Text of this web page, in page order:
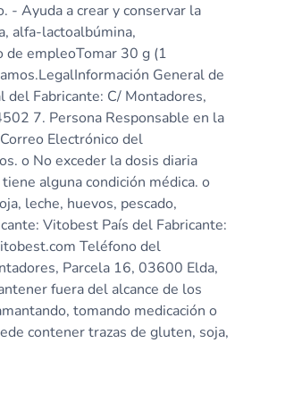
- Ayuda a crear y conservar la
alfa-lactoalbúmina,
de empleoTomar 30 g (1
General de
del Fabricante: C/ Montadores,
7. Persona Responsable en la
Electrónico del
o No exceder la dosis diaria
alguna condición médica. o
leche, huevos, pescado,
Vitobest País del Fabricante:
Teléfono del
Parcela 16, 03600 Elda,
fuera del alcance de los
tomando medicación o
contener trazas de gluten, soja,